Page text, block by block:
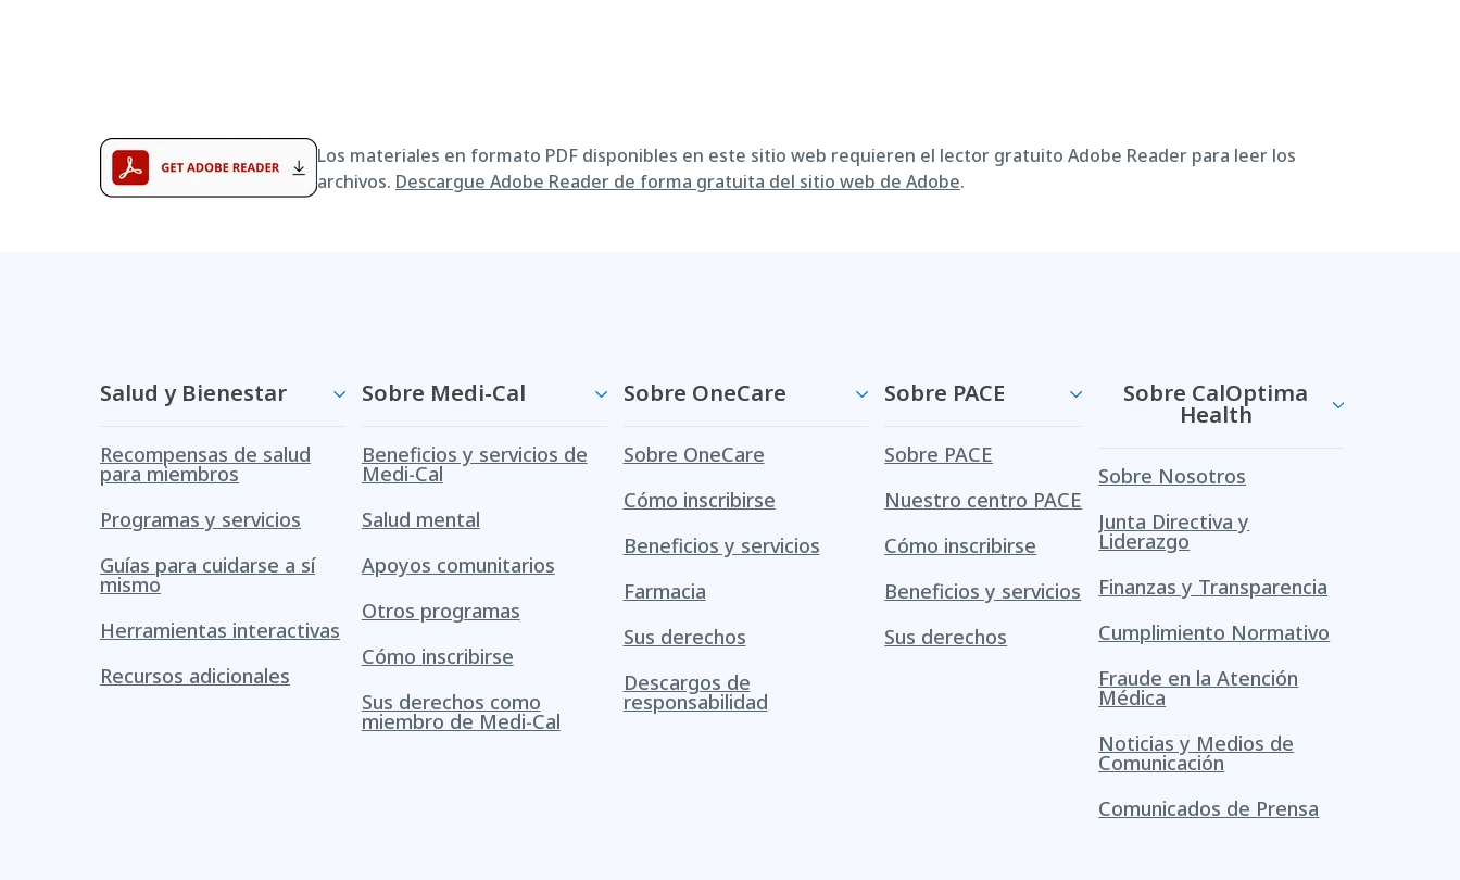
Los materiales en formato PDF disponibles en este sitio web requieren el lector gratuito Adobe Reader para leer los
archivos. Descargue Adobe Reader de forma gratuita del sitio web de Adobe.
Salud y Bienestar
Recompensas de salud
para miembros
Programas y servicios
Guías para cuidarse a sí
mismo
Herramientas interactivas
Recursos adicionales
Sobre Medi-Cal
Beneficios y servicios de
Medi-Cal
Salud mental
Apoyos comunitarios
Otros programas
Cómo inscribirse
Sus derechos como
miembro de Medi-Cal
Sobre OneCare
Sobre OneCare
Cómo inscribirse
Beneficios y servicios
Farmacia
Sus derechos
Descargos de
responsabilidad
Sobre PACE
Sobre PACE
Nuestro centro PACE
Cómo inscribirse
Beneficios y servicios
Sus derechos
Sobre CalOptima
Health
Sobre Nosotros
Junta Directiva y
Liderazgo
Finanzas y Transparencia
Cumplimiento Normativo
Fraude en la Atención
Médica
Noticias y Medios de
Comunicación
Comunicados de Prensa